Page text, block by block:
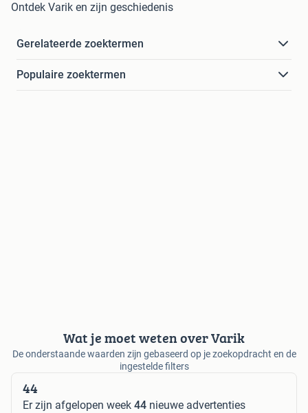
Ontdek Varik en zijn geschiedenis
Gerelateerde zoektermen
Populaire zoektermen
Wat je moet weten over Varik
De onderstaande waarden zijn gebaseerd op je zoekopdracht en de
ingestelde filters
44
Er zijn afgelopen week 44 nieuwe advertenties